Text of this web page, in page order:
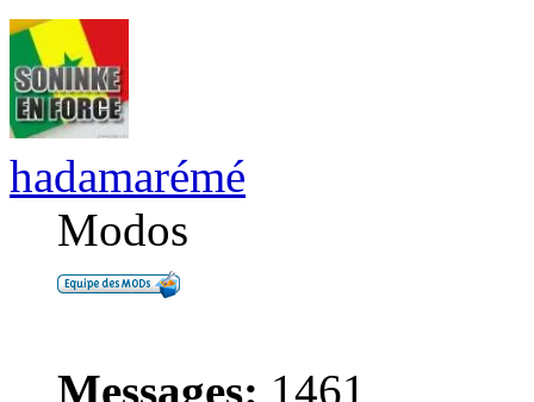
hadamarémé
Modos
Messages: 1461